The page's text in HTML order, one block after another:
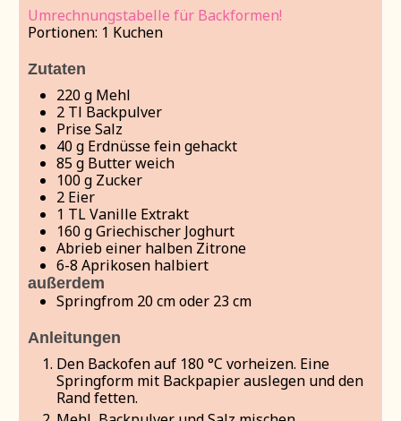
Umrechnungstabelle für Backformen!
Portionen: 1 Kuchen
Zutaten
220g Mehl
2 Tl Backpulver
Prise Salz
40g Erdnüssefein gehackt
85g Butterweich
100g Zucker
2 Eier
1 TL Vanille Extrakt
160gGriechischer Joghurt
Abrieb einer halben Zitrone
6-8 Aprikosen halbiert
außerdem
Springfrom 20 cm oder 23 cm
Anleitungen
Den Backofen auf 180 °C vorheizen. Eine
Springform mit Backpapier auslegen und den
Rand fetten.